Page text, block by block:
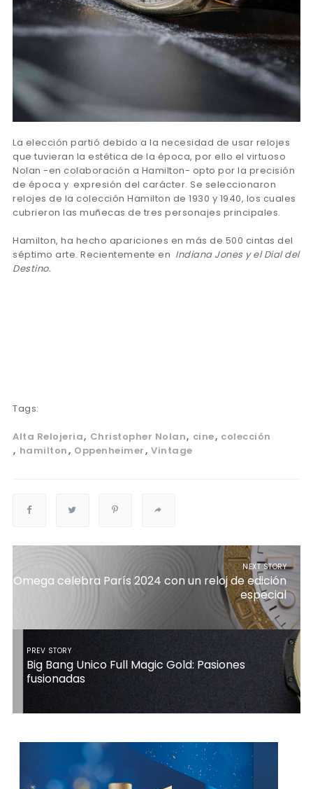
La elección partió debido a la necesidad de usar relojes
que tuvieran la estética de la época, por ello el virtuoso
Nolan -en colaboración a Hamilton- opto por la precisión
de época y expresión del carácter. Se seleccionaron
relojes de la colección Hamilton de 1930 y 1940, los cuales
cubrieron las muñecas de tres personajes principales.
Hamilton, ha hecho apariciones en más de 500 cintas del
séptimo arte. Recientemente en Indiana Jones y el Dial del
Destino.
Tags:
Alta Relojeria Christopher Nolan cine colección
hamilton
Oppenheimer Vintage
NEXT STORY
Omega celebra París 2024 con un reloj de edición
especial
PREV STORY
Big Bang Unico Full Magic Gold: Pasiones
fusionadas